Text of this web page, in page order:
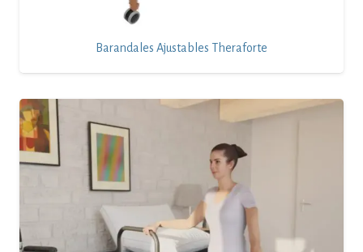
Barandales Ajustables Theraforte